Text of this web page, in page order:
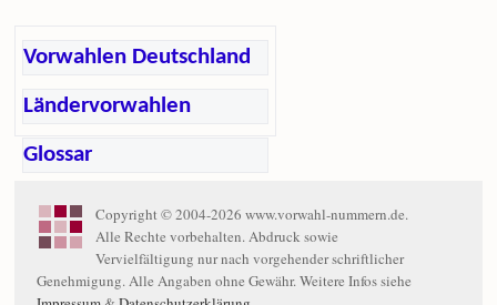
Vorwahlen Deutschland
Ländervorwahlen
Glossar
Copyright © 2004-2026 www.vorwahl-nummern.de.
Alle Rechte vorbehalten. Abdruck sowie
Vervielfältigung nur nach vorgehender schriftlicher
Genehmigung. Alle Angaben ohne Gewähr. Weitere Infos siehe